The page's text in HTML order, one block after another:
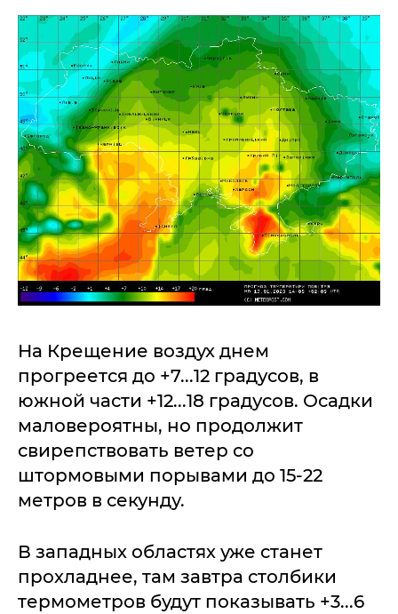
На Крещение воздух днем
прогреется до +7...12 градусов, в
южной части +12...18 градусов. Осадки
маловероятны, но продолжит
свирепствовать ветер со
штормовыми порывами до 15-22
метров в секунду.
В западных областях уже станет
прохладнее, там завтра столбики
термометров будут показывать +3...6